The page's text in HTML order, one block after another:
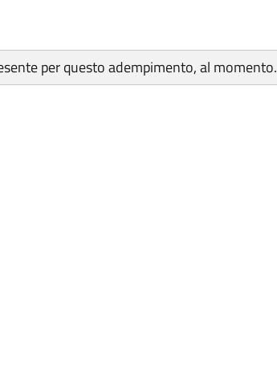
per questo adempimento, al momento.